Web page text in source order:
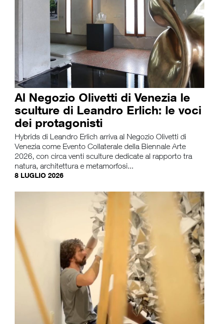
Al Negozio Olivetti di Venezia le
sculture di Leandro Erlich: le voci
dei protagonisti
Hybrids di Leandro Erlich arriva al Negozio Olivetti di
Venezia come Evento Collaterale della Biennale Arte
2026, con circa venti sculture dedicate al rapporto tra
natura, architettura e metamorfosi...
8 LUGLIO 2026